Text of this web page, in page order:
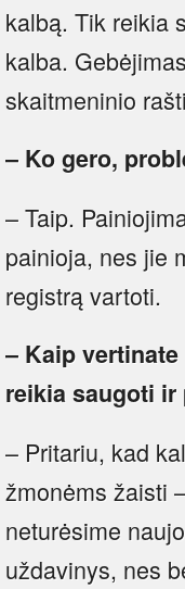
kalbą. Tik reikia
kalba.
skaitmeninio
– Ko gero,
– Taip.
painioja, nes jie
registrą vartoti.
– Kaip
reikia saugoti
– Pritariu, kad
žmonėms žaisti
neturėsime
uždavinys, nes